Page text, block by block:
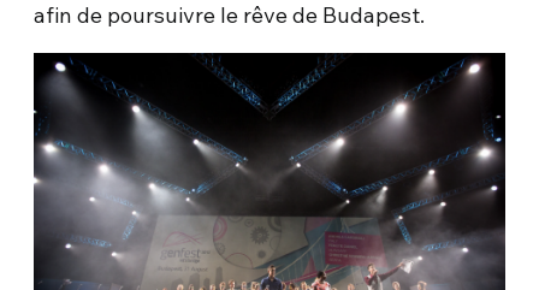
afin de poursuivre le rêve de Budapest.